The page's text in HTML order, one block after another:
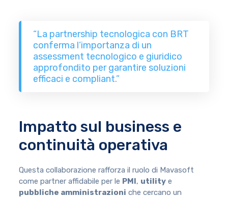
“La partnership tecnologica con BRT
conferma l’importanza di un
assessment tecnologico e giuridico
approfondito per garantire soluzioni
efficaci e compliant.”
Impatto sul business e
continuità operativa
Questa collaborazione rafforza il ruolo di Mavasoft
come partner affidabile per le PMI, utility e
pubbliche amministrazioni che cercano un